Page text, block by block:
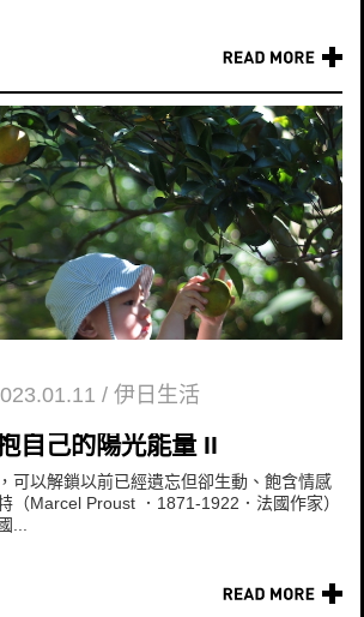
/ 伊日生活
自己的陽光能量 II
可以解鎖以前已經遺忘但卻生動、飽含情感
Marcel Proust ．1871-1922．法國作家）
...